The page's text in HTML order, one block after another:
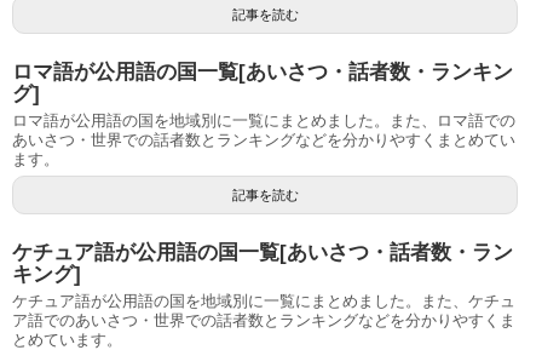
記事を読む
ロマ語が公用語の国一覧[あいさつ・話者数・ランキン
グ]
ロマ語が公用語の国を地域別に一覧にまとめました。また、ロマ語での
あいさつ・世界での話者数とランキングなどを分かりやすくまとめてい
ます。
記事を読む
ケチュア語が公用語の国一覧[あいさつ・話者数・ラン
キング]
ケチュア語が公用語の国を地域別に一覧にまとめました。また、ケチュ
ア語でのあいさつ・世界での話者数とランキングなどを分かりやすくま
とめています。